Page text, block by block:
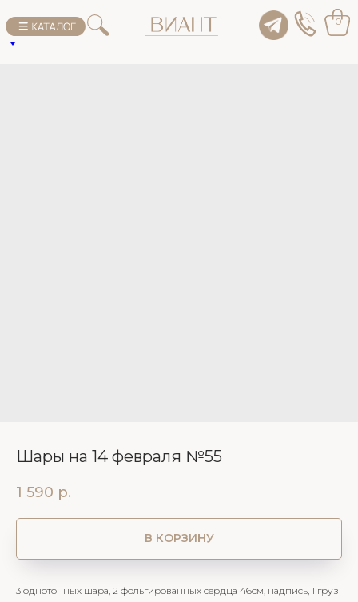
0
Шары на 14 февраля №55
1 590 р.
В КОРЗИНУ
3 однотонных шара, 2 фольгированных сердца 46см, надпись, 1 груз